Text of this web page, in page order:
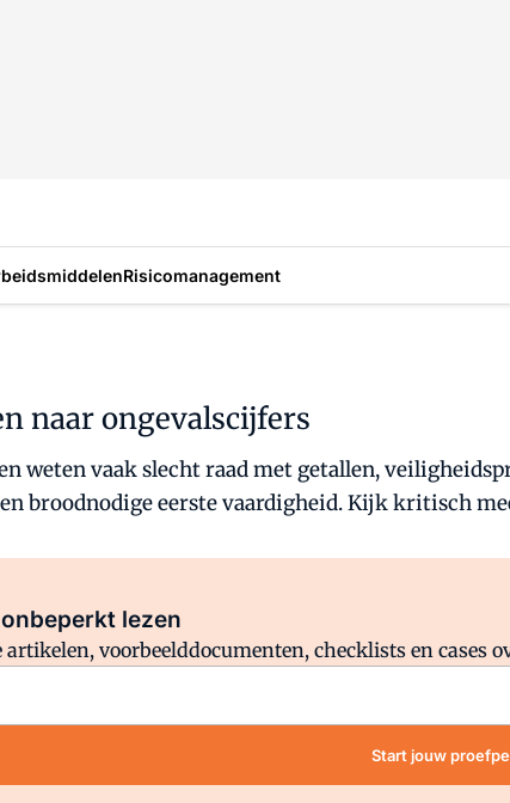
Risicomanagement
naar ongevalscijfers
weten vaak slecht raad met getallen,
broodnodige eerste vaardigheid. Kijk kritisch
lezen
voorbeelddocumenten, checklists en cases
Start jouw